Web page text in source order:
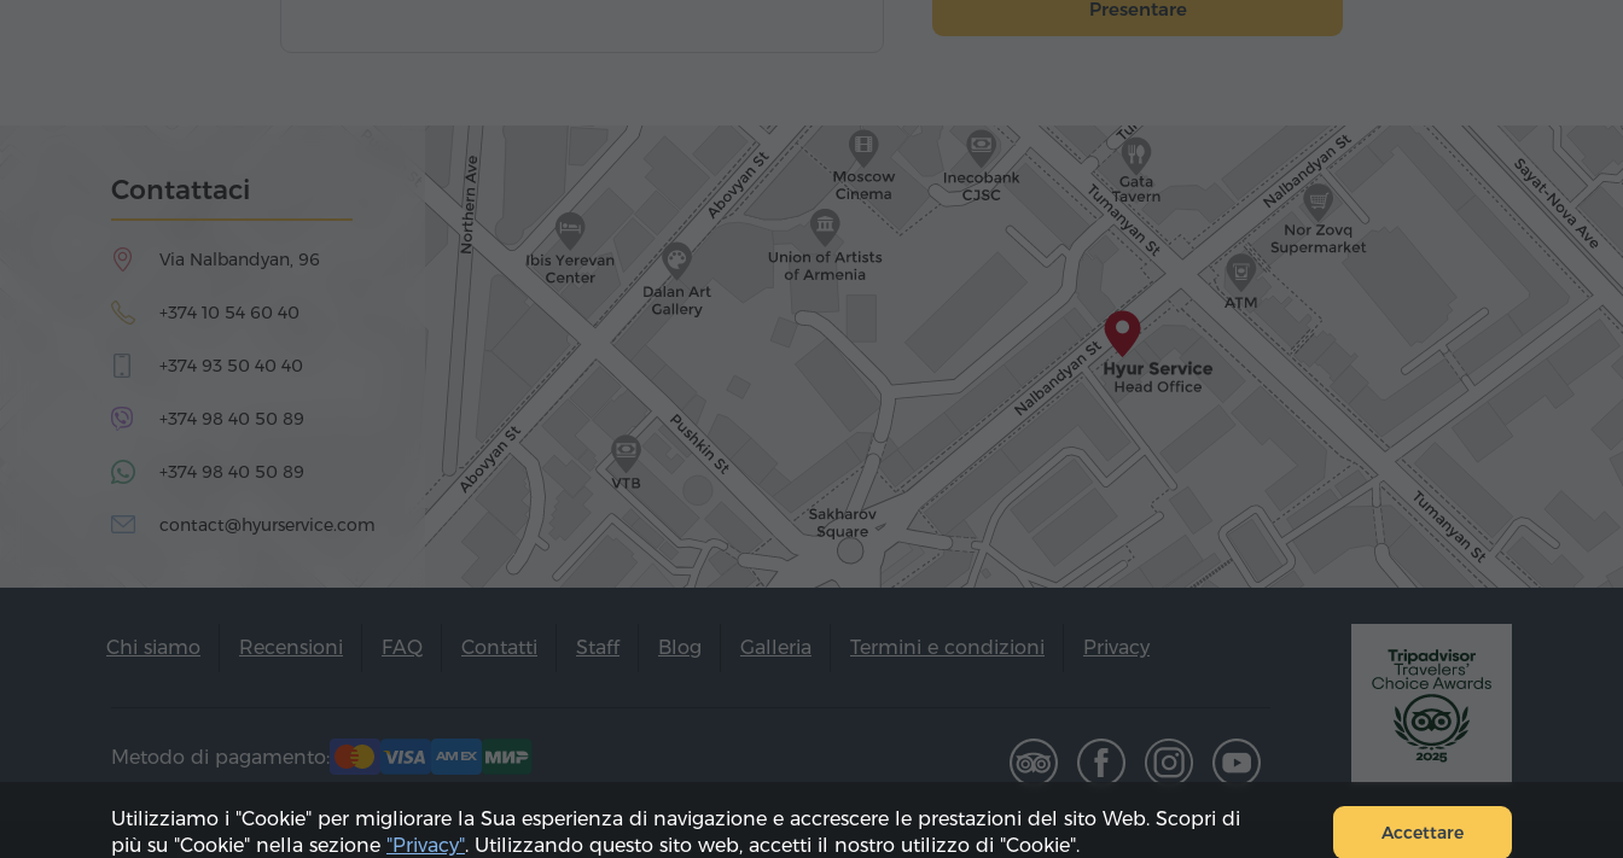
Presentare
Contattaci
Via Nalbandyan, 96
+374 10 54 60 40
+374 93 50 40 40
+374 98 40 50 89
+374 98 40 50 89
contact@hyurservice.com
Chi siamo Recensioni FAQ Contatti Staff Blog Galleria Termini e condizioni Privacy
Metodo di pagamento:
2002 - 2026, © "Hyur Service" Ltd; Aggiornato il 06.08.2026 Mappa del sito
Utilizziamo i "Cookie" per migliorare la Sua esperienza di navigazione e accrescere le prestazioni del sito Web. Scopri di
più su "Cookie" nella sezione "Privacy". Utilizzando questo sito web, accetti il ​​nostro utilizzo di "Cookie".
Accettare